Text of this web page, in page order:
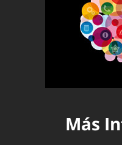
Más